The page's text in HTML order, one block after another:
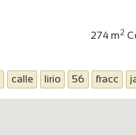
274 m2
calle lirio 56 fracc